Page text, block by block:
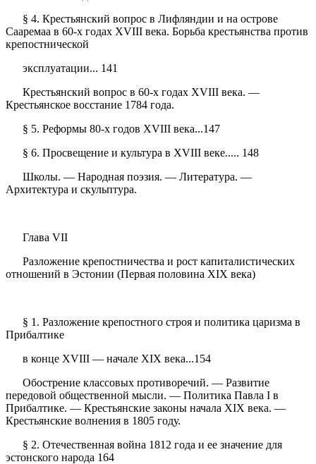
§ 4. Крестьянский вопрос в Лифляндии и на острове
Сааремаа в 60-х годах XVIII века. Борьба крестьянства против
крепостнической
эксплуатации... 141
Крестьянский вопрос в 60-х годах XVIII века. —
Крестьянское восстание 1784 года.
§ 5. Реформы 80-х годов XVIII века...147
§ 6. Просвещение и культура в XVIII веке..... 148
Школы. — Народная поэзия. — Литература. —
Архитектура и скульптура.
Глава VII
Разложение крепостничества и рост капиталистических
отношений в Эстонии (Первая половина XIX века)
§ 1. Разложение крепостного строя и политика царизма в
Прибалтике
в конце XVIII — начале XIX века...154
Обострение классовых противоречий. — Развитие
передовой общественной мысли. — Политика Павла I в
Прибалтике. — Крестьянские законы начала XIX века. —
Крестьянские волнения в 1805 году.
§ 2. Отечественная война 1812 года и ее значение для
эстонского народа 164